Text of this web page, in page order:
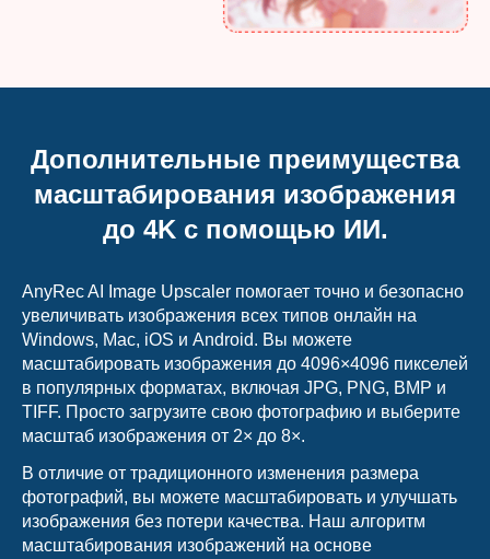
Дополнительные преимущества
масштабирования изображения
до 4K с помощью ИИ.
AnyRec AI Image Upscaler помогает точно и безопасно
увеличивать изображения всех типов онлайн на
Windows, Mac, iOS и Android. Вы можете
масштабировать изображения до 4096×4096 пикселей
в популярных форматах, включая JPG, PNG, BMP и
TIFF. Просто загрузите свою фотографию и выберите
масштаб изображения от 2× до 8×.
В отличие от традиционного изменения размера
фотографий, вы можете масштабировать и улучшать
изображения без потери качества. Наш алгоритм
масштабирования изображений на основе